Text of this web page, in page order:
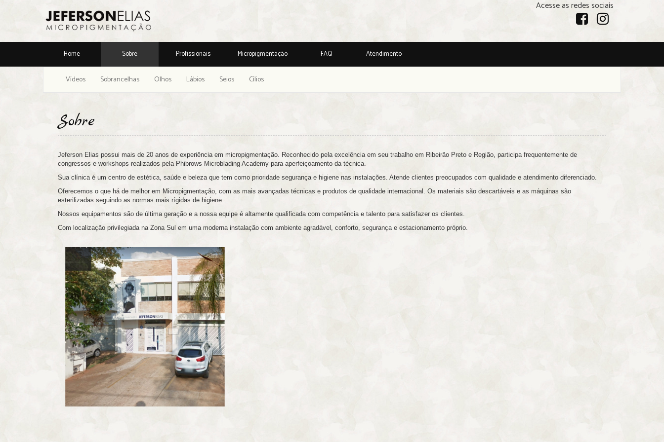
Acesse as redes sociais
Home Sobre Profissionais Micropigmentação FAQ Atendimento
Vídeos Sobrancelhas Olhos Lábios Seios Cílios
Sobre
Jeferson Elias possui mais de 20 anos de experiência em micropigmentação. Reconhecido pela excelência em seu trabalho em Ribeirão Preto e Região, participa frequentemente de
congressos e workshops realizados pela Phibrows Microblading Academy para aperfeiçoamento da técnica.
Sua clínica é um centro de estética, saúde e beleza que tem como prioridade segurança e higiene nas instalações. Atende clientes preocupados com qualidade e atendimento diferenciado.
Oferecemos o que há de melhor em Micropigmentação, com as mais avançadas técnicas e produtos de qualidade internacional. Os materiais são descartáveis e as máquinas são
esterilizadas seguindo as normas mais rígidas de higiene.
Nossos equipamentos são de última geração e a nossa equipe é altamente qualificada com competência e talento para satisfazer os clientes.
Com localização privilegiada na Zona Sul em uma moderna instalação com ambiente agradável, conforto, segurança e estacionamento próprio.